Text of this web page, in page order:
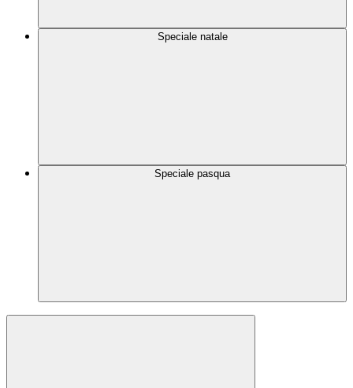
Speciale natale
Speciale pasqua